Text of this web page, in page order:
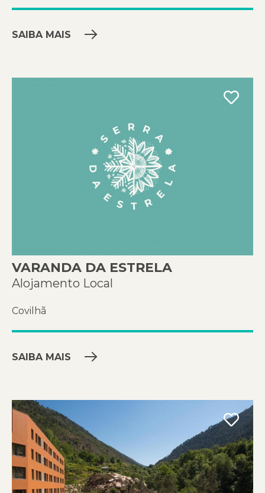
SAIBA MAIS
VARANDA DA ESTRELA
Alojamento Local
Covilhã
SAIBA MAIS